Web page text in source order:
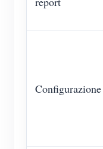
Configurazione